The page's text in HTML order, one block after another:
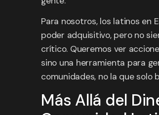
Para nosotros, los latinos en
poder adquisitivo, pero no
crítico. Queremos ver
sino una herramienta para
comunidades, no la que solo
Más Allá del